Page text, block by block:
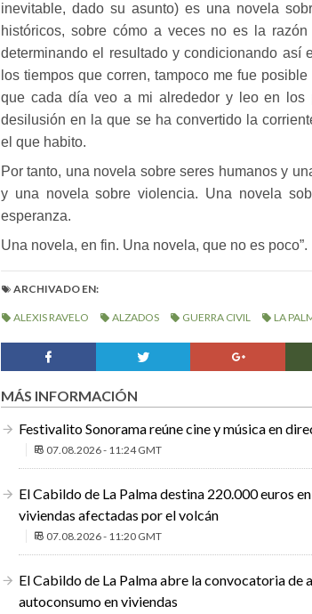
inevitable, dado su asunto) es una novela
históricos, sobre cómo a veces no es la
determinando el resultado y condicionando así
los tiempos que corren, tampoco me fue
que cada día veo a mi alrededor y leo en los
desilusión en la que se ha convertido la
el que habito.
Por tanto, una novela sobre seres humanos y
y una novela sobre violencia. Una novela
esperanza.
Una novela, en fin. Una novela, que no es poco”.
ARCHIVADO EN:
ALEXIS RAVELO ALZADOS GUERRA CIVIL LA
MÁS INFORMACIÓN
Festivalito Sonorama reúne cine y música en
07.08.2026 - 11:24 GMT
El Cabildo de La Palma destina 220.000 euros
viviendas afectadas por el volcán
07.08.2026 - 11:20 GMT
El Cabildo de La Palma abre la convocatoria
autoconsumo en viviendas